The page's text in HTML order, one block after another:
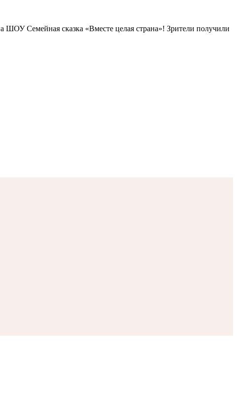
ШОУ Семейная сказка «Вместе целая страна»! Зрители получили